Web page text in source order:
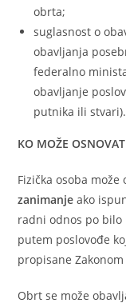
obrta;
suglasnost o
obavljanja
federalno
obavljanje
putnika ili stvari).
KO MOŽE
Fizička osoba
zanimanjeako
radni odnos po bilo
putem poslovođe
propisane
Obrt se može